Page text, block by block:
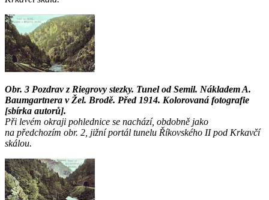
Obr. 3 Pozdrav z Riegrovy stezky. Tunel od Semil. Nákladem A.
Baumgartnera v Žel. Brodě. Před 1914. Kolorovaná fotografie
[sbírka autorů].
Při levém okraji pohlednice se nachází, obdobně jako
na předchozím obr. 2, jižní portál tunelu Říkovského II pod Krkavčí
skálou.